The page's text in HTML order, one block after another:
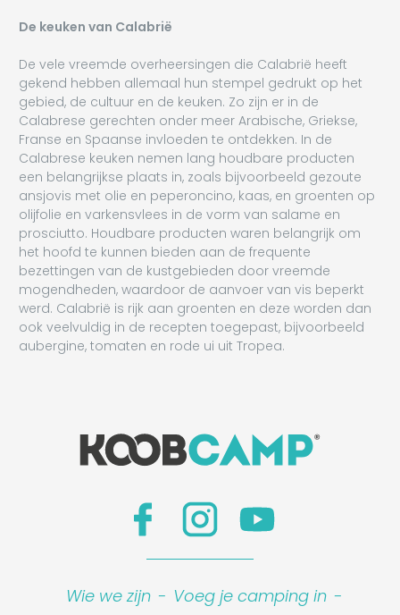
De keuken van Calabrië
De vele vreemde overheersingen die Calabrië heeft
gekend hebben allemaal hun stempel gedrukt op het
gebied, de cultuur en de keuken. Zo zijn er in de
Calabrese gerechten onder meer Arabische, Griekse,
Franse en Spaanse invloeden te ontdekken. In de
Calabrese keuken nemen lang houdbare producten
een belangrijkse plaats in, zoals bijvoorbeeld gezoute
ansjovis met olie en peperoncino, kaas, en groenten op
olijfolie en varkensvlees in de vorm van salame en
prosciutto. Houdbare producten waren belangrijk om
het hoofd te kunnen bieden aan de frequente
bezettingen van de kustgebieden door vreemde
mogendheden, waardoor de aanvoer van vis beperkt
werd. Calabrië is rijk aan groenten en deze worden dan
ook veelvuldig in de recepten toegepast, bijvoorbeeld
aubergine, tomaten en rode ui uit Tropea.
Wie we zijn - Voeg je camping in -